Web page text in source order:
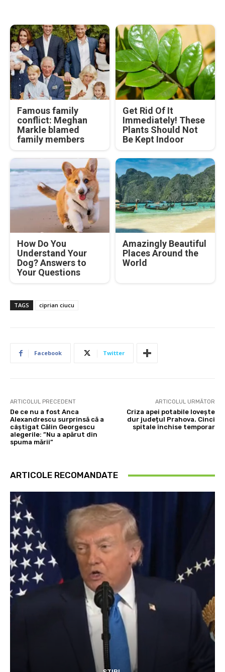
Famous family
conflict: Meghan
Markle blamed
family members
Get Rid Of It
Immediately! These
Plants Should Not
Be Kept Indoor
How Do You
Understand Your
Dog? Answers to
Your Questions
Amazingly Beautiful
Places Around the
World
TAGS ciprian ciucu
Facebook Twitter
ARTICOLUL PRECEDENT
De ce nu a fost Anca
Alexandrescu surprinsă că a
câștigat Călin Georgescu
alegerile: ”Nu a apărut din
spuma mării”
ARTICOLUL URMĂTOR
Criza apei potabile lovește
dur județul Prahova. Cinci
spitale închise temporar
ARTICOLE RECOMANDATE